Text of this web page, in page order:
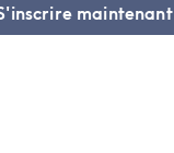
maintenant